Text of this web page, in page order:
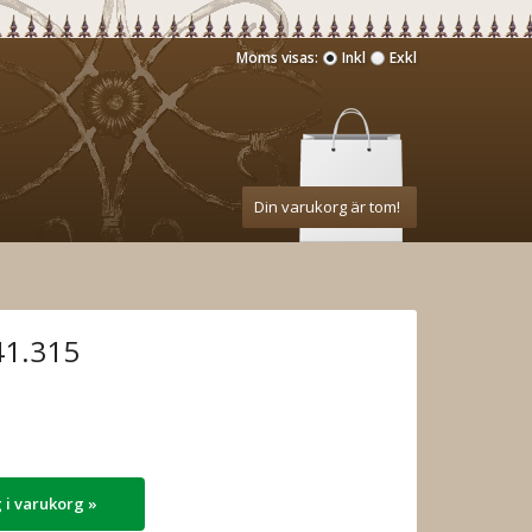
Din varukorg är tom!
Moms visas: Inkl Exkl
i varukorg »